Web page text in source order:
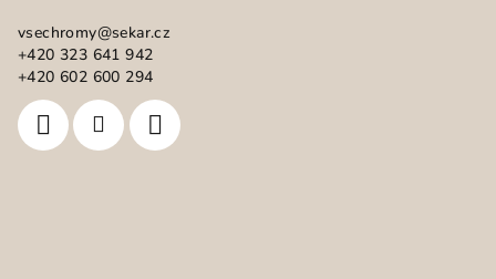
vsechromy@sekar.cz
+420 323 641 942
+420 602 600 294